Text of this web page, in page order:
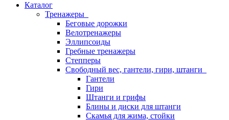
Каталог
Тренажеры
Беговые дорожки
Велотренажеры
Эллипсоиды
Гребные тренажеры
Степперы
Свободный вес, гантели, гири, штанги
Гантели
Гири
Штанги и грифы
Блины и диски для штанги
Скамья для жима, стойки